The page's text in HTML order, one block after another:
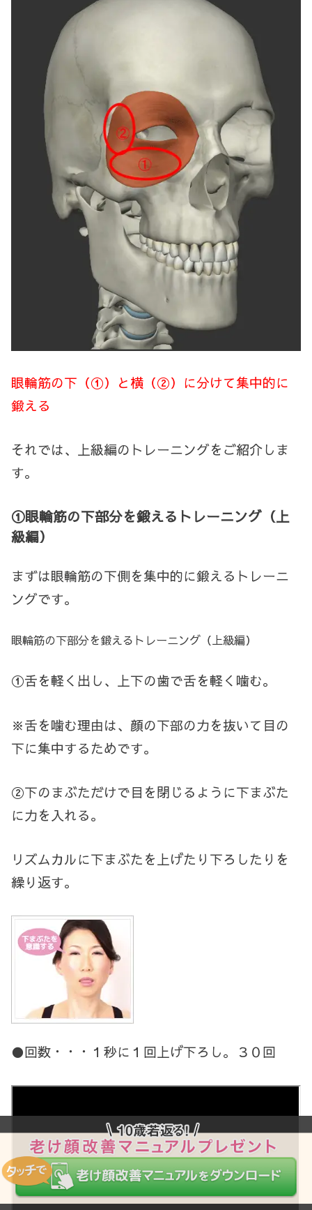
眼輪筋の下（①）と横（②）に分けて集中的に
鍛える
それでは、上級編のトレーニングをご紹介しま
す。
①眼輪筋の下部分を鍛えるトレーニング（上
級編）
まずは眼輪筋の下側を集中的に鍛えるトレーニ
ングです。
眼輪筋の下部分を鍛えるトレーニング（上級編）
①舌を軽く出し、上下の歯で舌を軽く噛む。
※舌を噛む理由は、顔の下部の力を抜いて目の
下に集中するためです。
②下のまぶただけで目を閉じるように下まぶた
に力を入れる。
リズムカルに下まぶたを上げたり下ろしたりを
繰り返す。
●回数・・・１秒に１回上げ下ろし。３０回